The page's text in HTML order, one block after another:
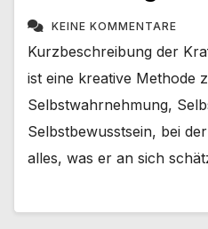
KEINE KOMMENTARE
Kurzbeschreibung der
ist eine kreative Methode
Selbstwahrnehmung,
Selbstbewusstsein, bei
alles, was er an sich